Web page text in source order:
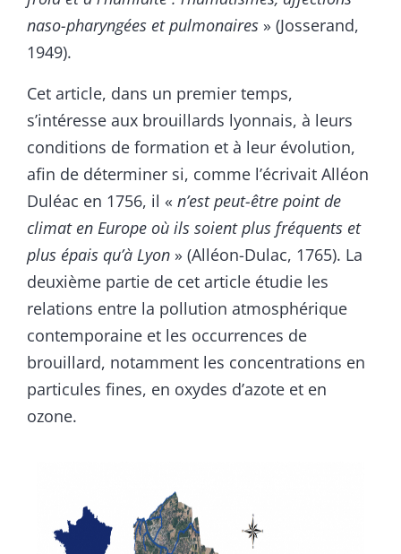
naso-pharyngées et pulmonaires » (Josserand,
1949).
Cet article, dans un premier temps,
s’intéresse aux brouillards lyonnais, à leurs
conditions de formation et à leur évolution,
afin de déterminer si, comme l’écrivait Alléon
Duléac en 1756, il « n’est peut-être point de
climat en Europe où ils soient plus fréquents et
plus épais qu’à Lyon » (Alléon-Dulac, 1765). La
deuxième partie de cet article étudie les
relations entre la pollution atmosphérique
contemporaine et les occurrences de
brouillard, notamment les concentrations en
particules fines, en oxydes d’azote et en
ozone.